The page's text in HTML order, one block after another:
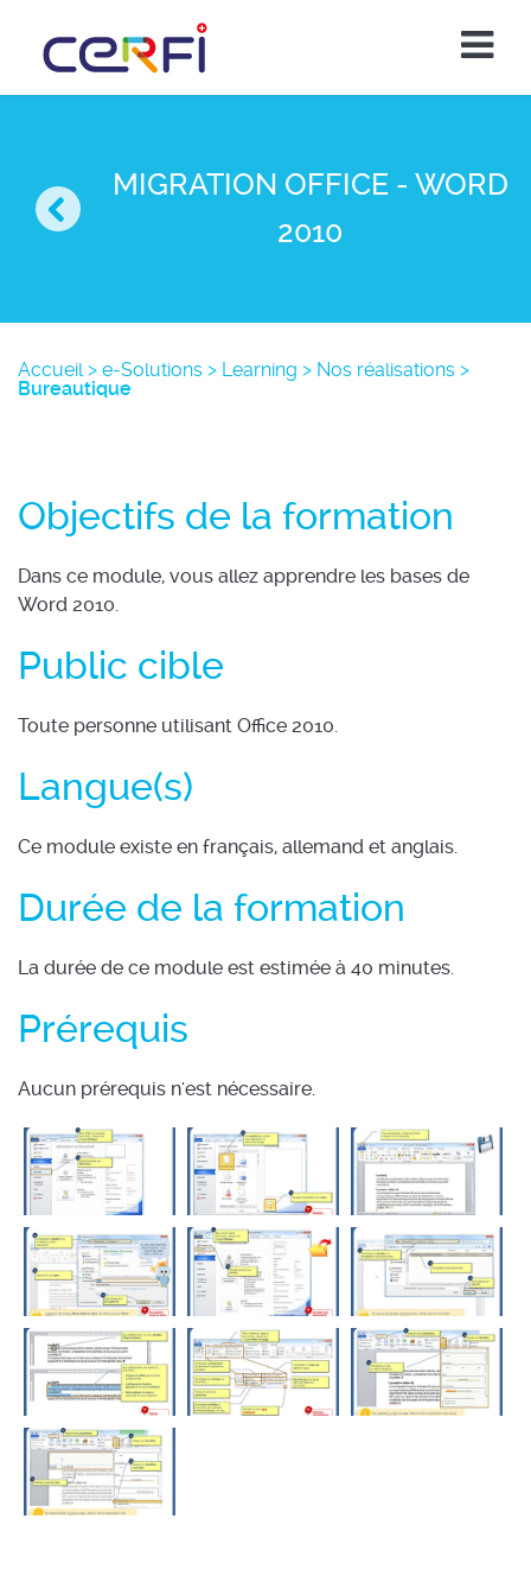
MIGRATION OFFICE - WORD
2010
Accueil> e-Solutions > Learning > Nos réalisations >
Bureautique
Objectifs de la formation
Dans ce module, vous allez apprendre les bases de
Word 2010.
Public cible
Toute personne utilisant Office 2010.
Langue(s)
Ce module existe en français, allemand et anglais.
Durée de la formation
La durée de ce module est estimée à 40 minutes.
Prérequis
Aucun prérequis n'est nécessaire.